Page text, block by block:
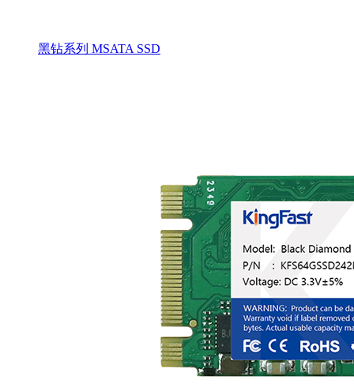
黑钻系列 MSATA SSD